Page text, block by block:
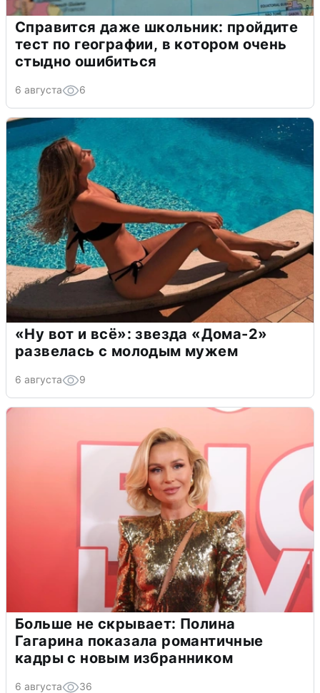
Справится даже школьник: пройдите
тест по географии, в котором очень
стыдно ошибиться
6 августа 6
«Ну вот и всё»: звезда «Дома-2»
развелась с молодым мужем
6 августа 9
Больше не скрывает: Полина
Гагарина показала романтичные
кадры с новым избранником
6 августа 36